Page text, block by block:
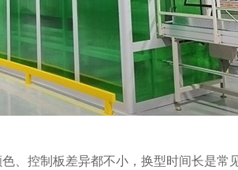
、控制板差异都不小，换型时间长是常